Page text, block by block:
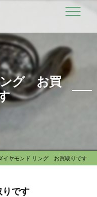
ング お買
イヤモンド リング お買取りです
です